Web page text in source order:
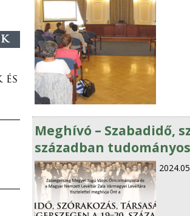
Meghívó – Szabadidő,
században